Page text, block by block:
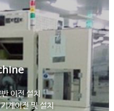
이전 설치
계이전 및 설치